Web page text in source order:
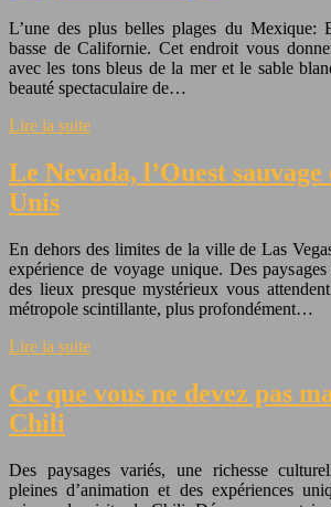
L’une des plus belles plages du Mexique:
basse de Californie. Cet endroit vous
avec les tons bleus de la mer et le sable
beauté spectaculaire de…
Lire la suite
Le Nevada, l’Ouest sauvage
Unis
En dehors des limites de la ville de Las
expérience de voyage unique. Des
des lieux presque mystérieux vous
métropole scintillante, plus profondément…
Lire la suite
Ce que vous ne devez pas
Chili
Des paysages variés, une richesse
pleines d’animation et des expériences